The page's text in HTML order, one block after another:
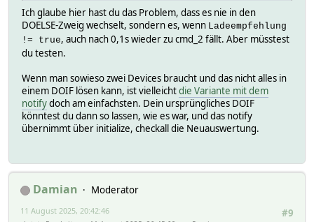
Ich glaube hier hast du das Problem, dass es nie in den
DOELSE-Zweig wechselt, sondern es, wenn Ladeempfehlung
!= true, auch nach 0,1s wieder zu cmd_2 fällt. Aber müsstest
du testen.
Wenn man sowieso zwei Devices braucht und das nicht alles in
einem DOIF lösen kann, ist vielleichtdie Variante mit dem
notifydoch am einfachsten. Dein ursprüngliches DOIF
könntest du dann so lassen, wie es war, und das notify
übernimmt über initialize, checkall die Neuauswertung.
Damian
Moderator
#9
11 August 2025, 20:42:46